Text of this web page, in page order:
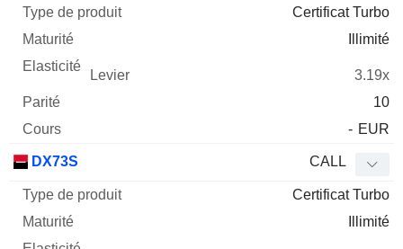
Certificat Turbo
Illimité
3.19x
10
- EUR
DX73S CALL
Certificat Turbo
Illimité